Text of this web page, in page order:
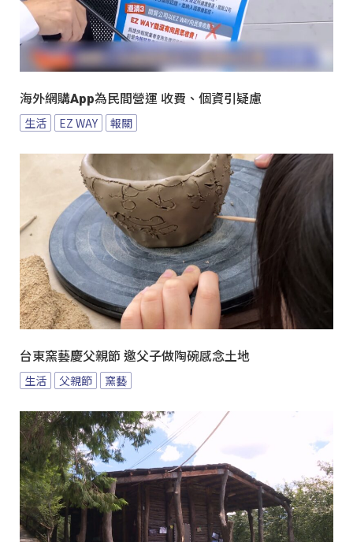
海外網購App為民間營運 收費、個資引疑慮
生活 EZ WAY 報關
台東窯藝慶父親節 邀父子做陶碗感念土地
生活 父親節 窯藝